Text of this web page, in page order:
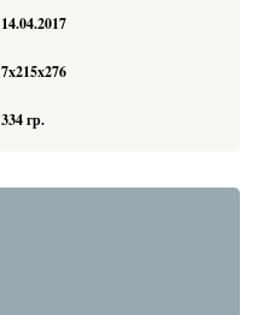
14.04.2017
7x215x276
334 гр.